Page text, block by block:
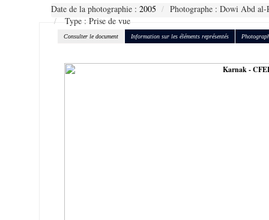
Date de la photographie : 2005
Photographe : Dowi Abd
Type : Prise de vue
Consulter le document Information sur les éléments représentés